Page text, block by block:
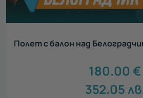
Полет с балон над
180.00 €
352.05